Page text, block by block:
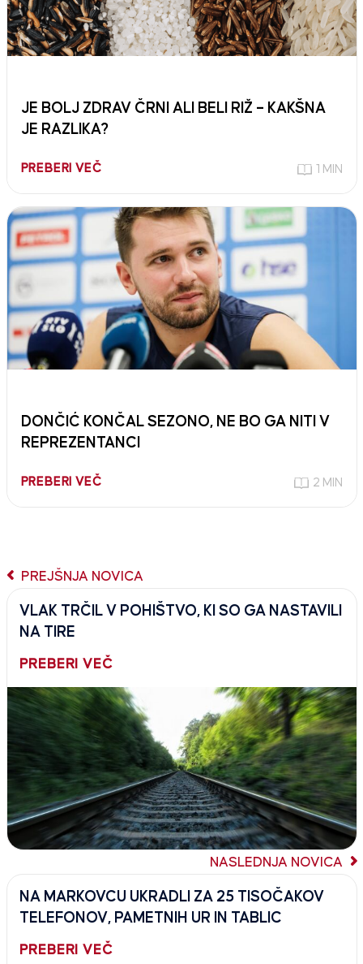
JE BOLJ ZDRAV ČRNI ALI BELI RIŽ – KAKŠNA
JE RAZLIKA?
PREBERI VEČ 1 MIN
DONČIĆ KONČAL SEZONO, NE BO GA NITI V
REPREZENTANCI
PREBERI VEČ 2 MIN
PREJŠNJA NOVICA
VLAK TRČIL V POHIŠTVO, KI SO GA NASTAVILI
NA TIRE
PREBERI VEČ
NASLEDNJA NOVICA
NA MARKOVCU UKRADLI ZA 25 TISOČAKOV
TELEFONOV, PAMETNIH UR IN TABLIC
PREBERI VEČ